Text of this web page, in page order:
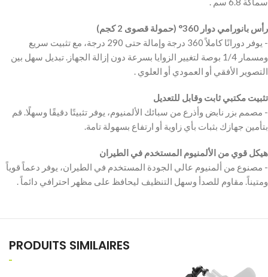
رأس بانورامي دوار 360° (حمولة قصوى 2 كجم)
‫- يوفر دورانًا كاملاً 360 درجة وإمالة حتى 290 درجة، مع تثبيت سريع
ومسمار 1/4 بوصة لتغيير الزوايا بسرعة دون إزالة الجهاز. تبديل سهل بين
تثبيت مكتبي ثابت وقابل للتعديل
‫- مصمم بزر نابض وأذرع من سبائك الألمنيوم، يوفر تثبيتًا دقيقًا وسهلًا. قم
هيكل قوي من الألمنيوم المستخدم في الطيران
‫- مصنوع من ألمنيوم عالي الجودة المستخدم في الطيران، يوفر دعماً قوياً
PRODUITS SIMILAIRES